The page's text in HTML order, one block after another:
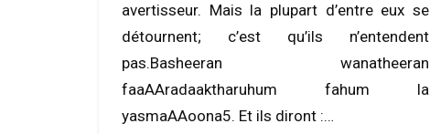
avertisseur. Mais la plupart d’entre eux se
détournent; c’est qu’ils n’entendent
pas.Basheeran wanatheeran
faaAAradaaktharuhum fahum la
yasmaAAoona5. Et ils diront :…